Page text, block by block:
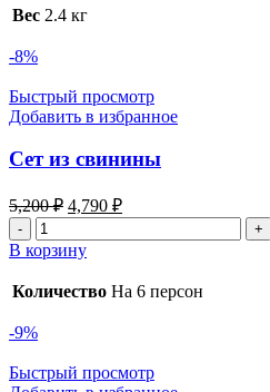
Вес 2.4 кг
-8%
Быстрый просмотр
Добавить в избранное
Сет из свинины
5,200₽ Первоначальная
цена
составляла
5,200 ₽.
4,790 ₽Текущая
цена:
4,790 ₽.
Количество
товара
Сет
из
В корзину
Количество На 6 персон
-9%
Быстрый просмотр